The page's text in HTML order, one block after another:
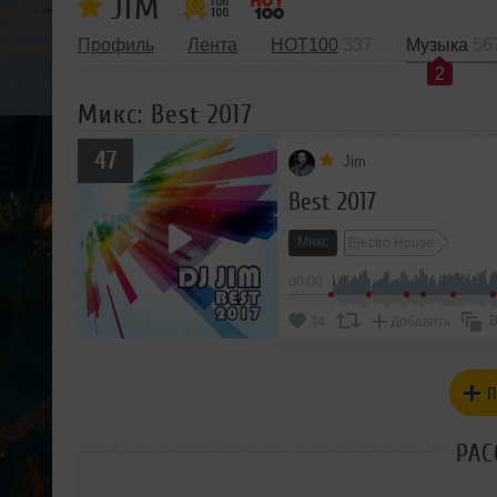
JIM
Профиль Лента HOT100
Музыка
2
Микс: Best 2017
47 Jim
Best 2017
Микс Electro House
34 Добавить